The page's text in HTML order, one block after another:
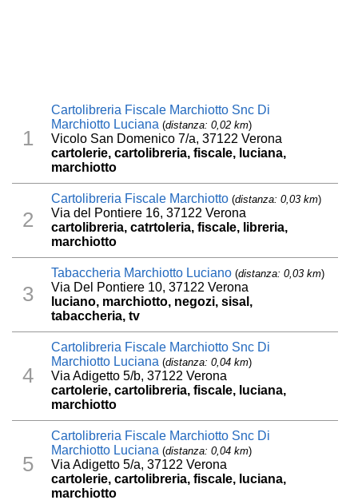
1
Cartolibreria Fiscale Marchiotto Snc Di
Marchiotto Luciana (distanza: 0,02 km)
Vicolo San Domenico 7/a, 37122 Verona
cartolerie, cartolibreria, fiscale, luciana,
marchiotto
2
Cartolibreria Fiscale Marchiotto (distanza: 0,03 km)
Via del Pontiere 16, 37122 Verona
cartolibreria, catrtoleria, fiscale, libreria,
marchiotto
3
Tabaccheria Marchiotto Luciano (distanza: 0,03 km)
Via Del Pontiere 10, 37122 Verona
luciano, marchiotto, negozi, sisal,
tabaccheria, tv
4
Cartolibreria Fiscale Marchiotto Snc Di
Marchiotto Luciana (distanza: 0,04 km)
Via Adigetto 5/b, 37122 Verona
cartolerie, cartolibreria, fiscale, luciana,
marchiotto
5
Cartolibreria Fiscale Marchiotto Snc Di
Marchiotto Luciana (distanza: 0,04 km)
Via Adigetto 5/a, 37122 Verona
cartolerie, cartolibreria, fiscale, luciana,
marchiotto